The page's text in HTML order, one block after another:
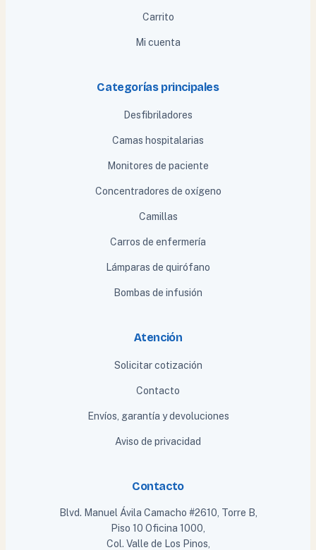
Carrito
Mi cuenta
Categorías principales
Desfibriladores
Camas hospitalarias
Monitores de paciente
Concentradores de oxígeno
Camillas
Carros de enfermería
Lámparas de quirófano
Bombas de infusión
Atención
Solicitar cotización
Contacto
Envíos, garantía y devoluciones
Aviso de privacidad
Contacto
Blvd. Manuel Ávila Camacho #2610, Torre B,
Piso 10 Oficina 1000,
Col. Valle de Los Pinos,